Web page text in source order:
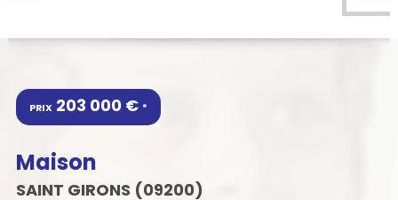
PRIX203 000 € *
Maison
SAINT GIRONS (09200)